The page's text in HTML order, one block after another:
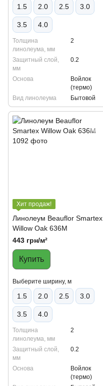
1.5 2.0 2.5 3.0
3.5 4.0
Толщина
линолеума, мм
2
Защитный слой,
мм
0.2
Основа
Войлок
(термо)
Вид линолеума
Бытовой
Хит продаж!
Линолеум Beauflor Smartex
Willow Oak 636M
443 грн/м²
Купить
Выберите ширину, м
1.5 2.0 2.5 3.0
3.5 4.0
Толщина
линолеума, мм
2
Защитный слой,
мм
0.2
Основа
Войлок
(термо)